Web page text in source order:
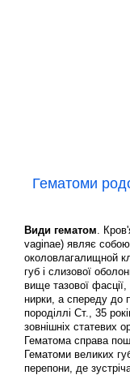
Гематоми
Види гематом.
vaginae) являє собою
околовлагалищной
губ і слизової
вище тазової
нирки, а спереду до
породіллі Ст., 35
зовнішніх статевих
Гематома справа
Гематоми великих
перепони, де